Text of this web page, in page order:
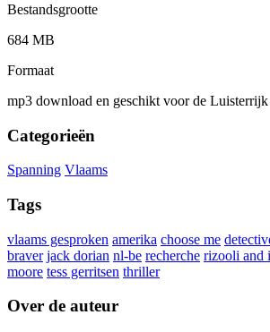
Bestandsgrootte
684 MB
Formaat
mp3 download en geschikt voor de Luisterrijk
Categorieën
Spanning Vlaams
Tags
vlaams gesproken amerika choose me
braver jack dorian nl-be recherche rizooli and
moore tess gerritsen thriller
Over de auteur